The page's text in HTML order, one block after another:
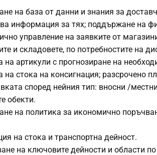
на база от данни и знания за
информация за тях; поддържане на
управление на заявките от
и складовете, по потребностите на
на артикули с прогнозиране на
на стока на консигнация; разсрочено
според нейния тип: вносни /
обекти.
на политика за икономично
на стока и транспортна дейност.
на ключовите дейности и области